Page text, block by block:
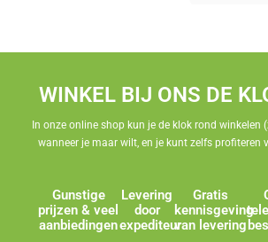
WINKEL BIJ ONS DE
In onze online shop kun je de klok rond winkelen
wanneer je maar wilt, en je kunt zelfs profiteren
Gunstige
prijzen & veel
aanbiedingen
Levering
door
expediteur
Gratis
kennisgeving
van levering